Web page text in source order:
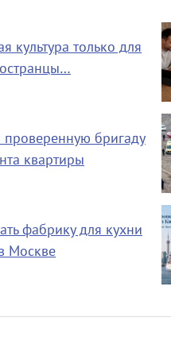
культура только для
проверенную бригаду
квартиры
фабрику для кухни
Москве